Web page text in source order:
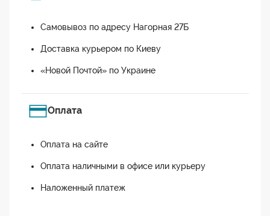
Самовывоз по адресу Нагорная 27Б
Доставка курьером по Киеву
«Новой Почтой» по Украине
Оплата
Оплата на сайте
Оплата наличными в офисе или курьеру
Наложенный платеж